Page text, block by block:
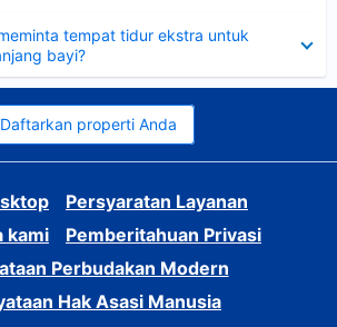
tempat tidur ekstra untuk
bayi?
Daftarkan properti Anda
Persyaratan Layanan
kami
Pemberitahuan Privasi
Perbudakan Modern
Hak Asasi Manusia